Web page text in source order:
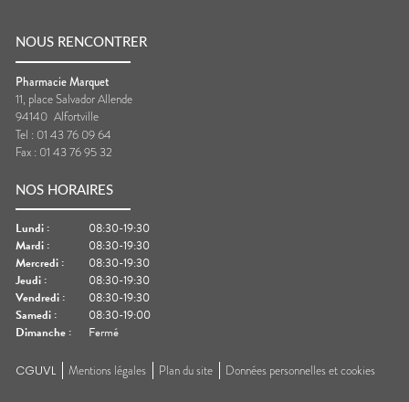
NOUS RENCONTRER
Pharmacie Marquet
11, place Salvador Allende
94140 Alfortville
Tel : 01 43 76 09 64
Fax : 01 43 76 95 32
NOS HORAIRES
Lundi :
08:30-19:30
Mardi :
08:30-19:30
Mercredi :
08:30-19:30
Jeudi :
08:30-19:30
Vendredi :
08:30-19:30
Samedi :
08:30-19:00
Dimanche : Fermé
CGUVL Mentions légales Plan du site Données personnelles et cookies